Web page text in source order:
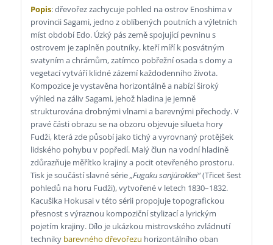
Popis: dřevořez zachycuje pohled na ostrov Enoshima v
provincii Sagami, jedno z oblíbených poutních a výletních
míst období Edo. Úzký pás země spojující pevninu s
ostrovem je zaplněn poutníky, kteří míří k posvátným
svatyním a chrámům, zatímco pobřežní osada s domy a
vegetací vytváří klidné zázemí každodenního života.
Kompozice je vystavěna horizontálně a nabízí široký
výhled na záliv Sagami, jehož hladina je jemně
strukturována drobnými vlnami a barevnými přechody. V
pravé části obrazu se na obzoru objevuje silueta hory
Fudži, která zde působí jako tichý a vyrovnaný protějšek
lidského pohybu v popředí. Malý člun na vodní hladině
zdůrazňuje měřítko krajiny a pocit otevřeného prostoru.
Tisk je součástí slavné série„Fugaku sanjūrokkei“(Třicet šest
pohledů na horu Fudži), vytvořené v letech 1830–1832.
Kacušika Hokusai v této sérii propojuje topografickou
přesnost s výraznou kompoziční stylizací a lyrickým
pojetím krajiny. Dílo je ukázkou mistrovského zvládnutí
techniky barevného dřevořezu horizontálního oban